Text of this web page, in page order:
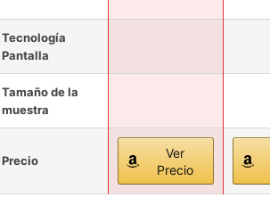
Tecnología
Pantalla
Tamaño de la
muestra
Precio
Ver
Precio